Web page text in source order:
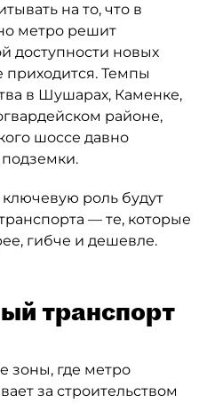
на то, что в
метро решит
доступности новых
приходится. Темпы
в Шушарах, Каменке,
районе,
шоссе давно
роль будут
— те, которые
гибче и дешевле.
транспорт
зоны, где метро
за строительством